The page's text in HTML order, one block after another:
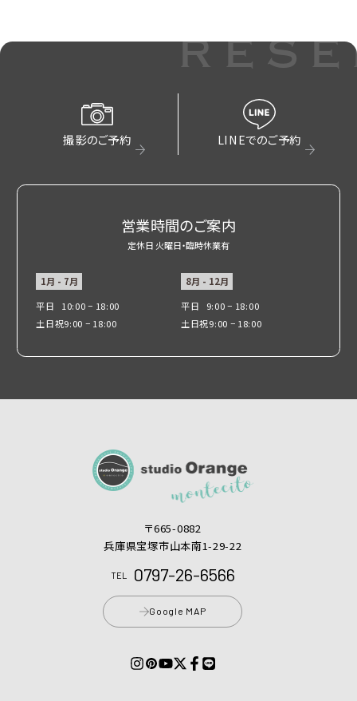
撮影のご予約 LINEでのご予約
営業時間のご案内
定休日 火曜日・臨時休業有
1月 - 7月
平日
10:00 − 18:00
土日祝9:00 − 18:00
8月 - 12月
平日
9:00 − 18:00
土日祝9:00 − 18:00
〒665-0882
兵庫県宝塚市山本南1-29-22
TEL 0797-26-6566
Google MAP